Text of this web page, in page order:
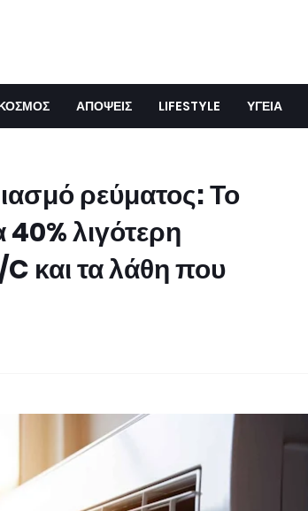
ΑΠΟΨΕΙΣ LIFESTYLE ΥΓΕΙΑ
ρεύματος: Το
λιγότερη
και τα λάθη που